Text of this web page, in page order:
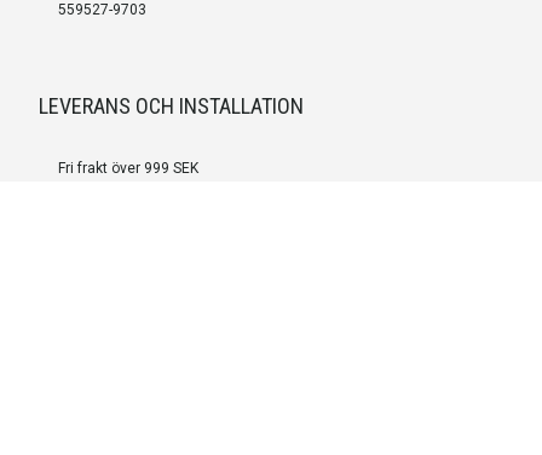
559527-9703
LEVERANS OCH INSTALLATION
Fri frakt över 999 SEK